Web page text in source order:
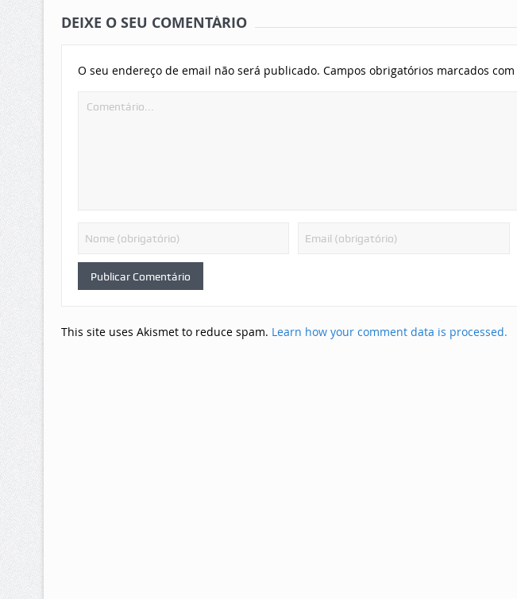
DEIXE O SEU COMENTÁRIO
O seu endereço de email não será publicado. Campos obrigatórios marcados com
This site uses Akismet to reduce spam. Learn how your comment data is processed.